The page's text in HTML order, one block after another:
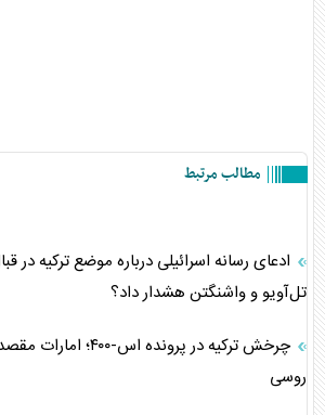
مطالب مرتبط
ادعای رسانه اسرائیلی درباره موضع ترکیه در
تل‌آویو و واشنگتن هشدار داد؟
چرخش ترکیه در پرونده اس-
روسی